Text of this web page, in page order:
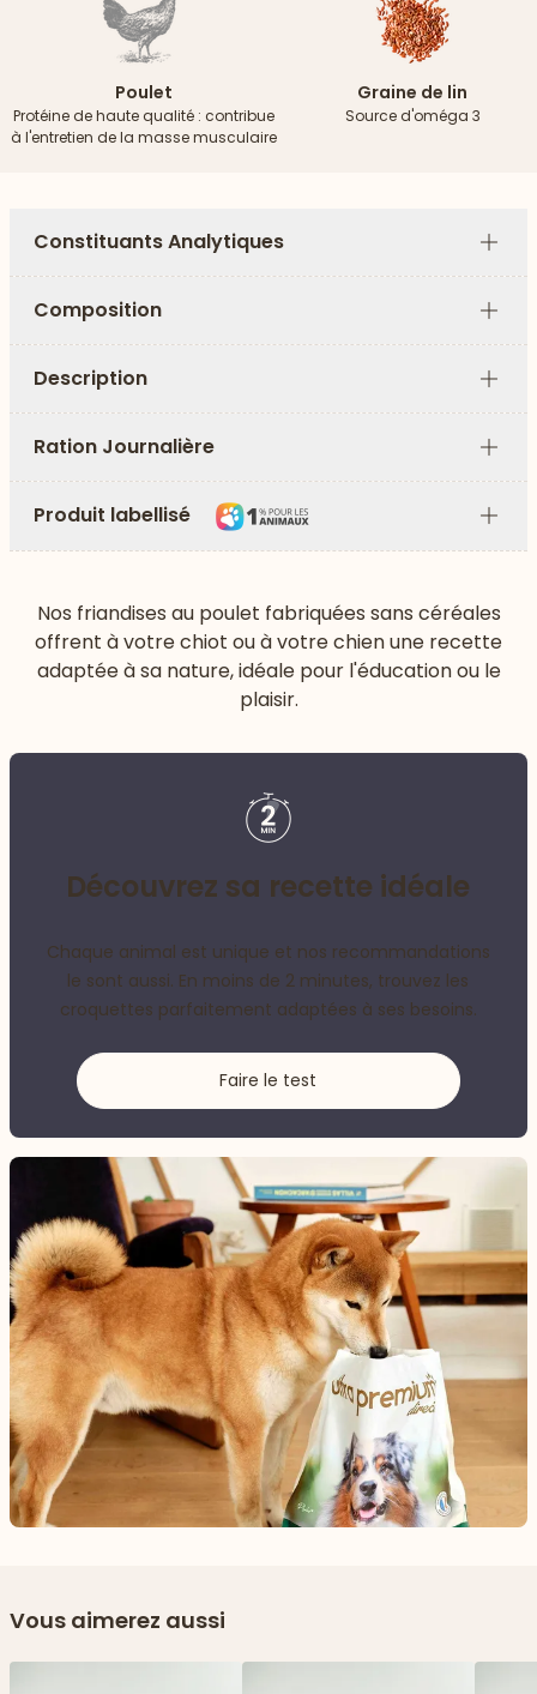
Poulet
Protéine de haute qualité : contribue
à l'entretien de la masse musculaire
Graine de lin
Source d'oméga 3
Constituants Analytiques
Plus
Composition
Plus
Description
Plus
Ration Journalière
Plus
Produit labellisé
Nos friandises au poulet fabriquées sans céréales
offrent à votre chiot ou à votre chien une recette
adaptée à sa nature, idéale pour l'éducation ou le
plaisir.
Découvrez sa recette idéale
Chaque animal est unique et nos recommandations
le sont aussi. En moins de 2 minutes, trouvez les
croquettes parfaitement adaptées à ses besoins.
Faire le test
Vous aimerez aussi